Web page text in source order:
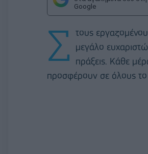
Google
Σ τους
μεγάλο
πράξεις. Κάθε
προσφέρουν σε όλους το